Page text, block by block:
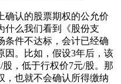
认的股票期权的公允价
什么我们看到《股份支
条件不达标，会计已经确
因。比如，假设3年后，该
，低于行权价7元/股。那
，也就不会确认所得缴纳